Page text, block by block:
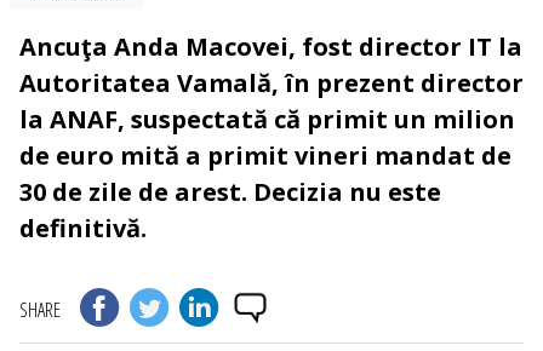
Ancuţa Anda Macovei, fost director IT la
Autoritatea Vamală, în prezent director
la ANAF, suspectată că primit un milion
de euro mită a primit vineri mandat de
30 de zile de arest. Decizia nu este
definitivă.
SHARE